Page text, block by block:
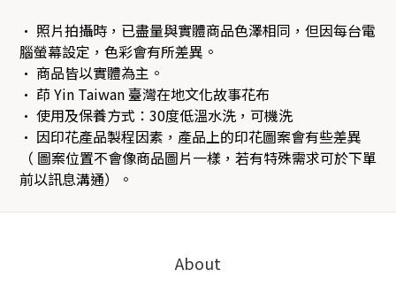
• 照片拍攝時，已盡量與實體商品色澤相同，但因每台電
腦螢幕設定，色彩會有所差異。
• 商品皆以實體為主。
• 茚 Yin Taiwan 臺灣在地文化故事花布
• 使用及保養方式：30度低溫水洗，可機洗
• 因印花產品製程因素，產品上的印花圖案會有些差異
（ 圖案位置不會像商品圖片一樣，若有特殊需求可於下單
前以訊息溝通）。
About